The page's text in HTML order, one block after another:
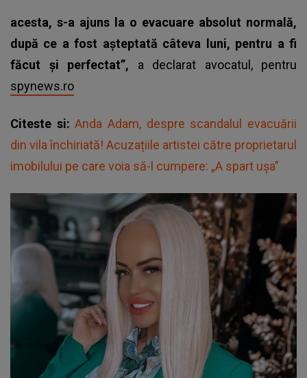
acesta, s-a ajuns la o evacuare absolut normală,
după ce a fost așteptată câteva luni, pentru a fi
făcut și perfectat”, a declarat avocatul, pentru
spynews.ro
Citeste si:Anda Adam, despre scandalul evacuării
din vila închiriată! Acuzațiile artistei către proprietarul
imobilului pe care voia să-l cumpere: „A spart ușa”